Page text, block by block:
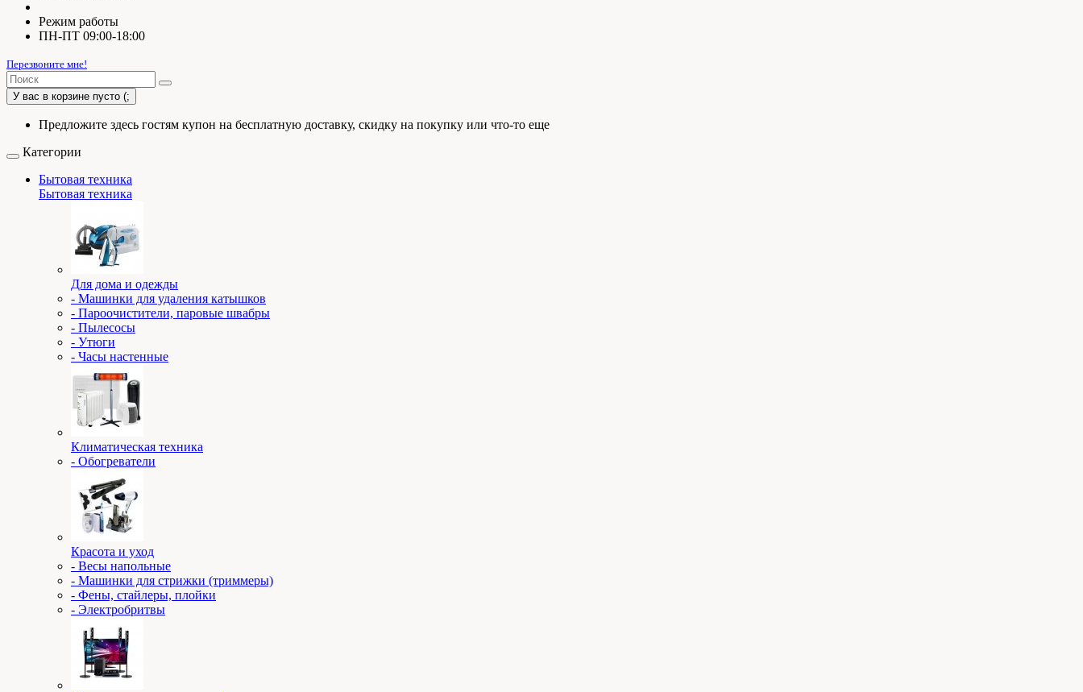
Режим работы
ПН-ПТ 09:00-18:00
Перезвоните мне!
У вас в корзине пусто (;
Предложите здесь гостям купон на бесплатную доставку, скидку на покупку или что-то еще
Категории
Бытовая техника
Бытовая техника
Для дома и одежды
- Машинки для удаления катышков
- Пароочистители, паровые швабры
- Пылесосы
- Утюги
- Часы настенные
Климатическая техника
- Обогреватели
Красота и уход
- Весы напольные
- Машинки для стрижки (триммеры)
- Фены, стайлеры, плойки
- Электробритвы